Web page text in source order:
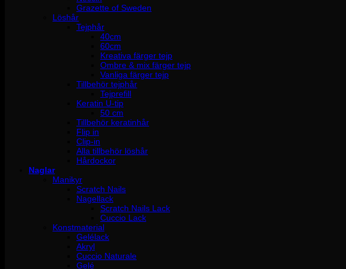
Grazette of Sweden
Löshår
Tejphår
40cm
60cm
Kreativa färger tejp
Ombre & mix färger tejp
Vanliga färger tejp
Tillbehör tejphår
Tejprefill
Keratin U-tip
50 cm
Tillbehör keratinhår
Flip in
Clip-in
Alla tillbehör löshår
Hårdockor
Naglar
Manikyr
Scratch Nails
Nagellack
Scratch Nails Lack
Cuccio Lack
Konstmaterial
Gelélack
Akryl
Cuccio Naturale
Gelé